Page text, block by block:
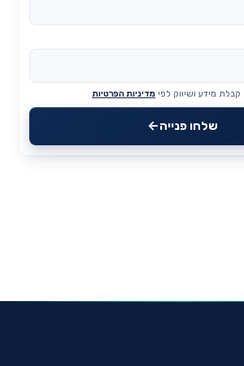
מידע ושיווק לפי מדיניות הפרטיות
שלחו פנייה